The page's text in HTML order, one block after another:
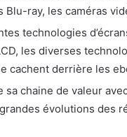
ray, les caméras
technologies
les diverses
cachent derrière les
chaine de valeur
évolutions des